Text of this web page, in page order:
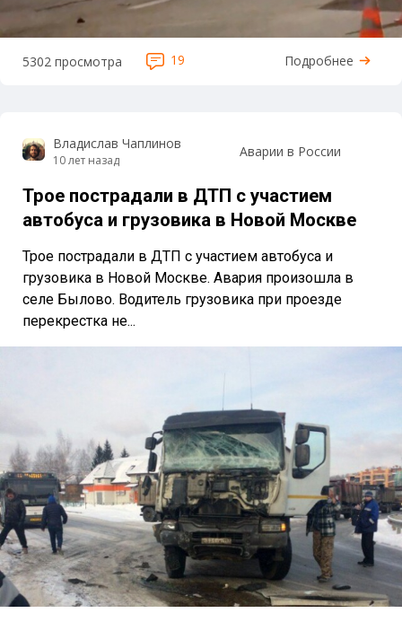
5302 просмотра 19 Подробнее
Владислав Чаплинов
10 лет назад Аварии в России
Трое пострадали в ДТП с участием
автобуса и грузовика в Новой Москве
Трое пострадали в ДТП с участием автобуса и
грузовика в Новой Москве. Авария произошла в
селе Былово. Водитель грузовика при проезде
перекрестка не...